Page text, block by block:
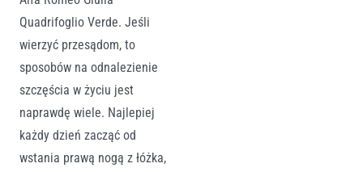
Quadrifoglio Verde. Jeśli
wierzyć przesądom, to
sposobów na odnalezienie
szczęścia w życiu jest
naprawdę wiele. Najlepiej
każdy dzień zacząć od
wstania prawą nogą z łóżka,